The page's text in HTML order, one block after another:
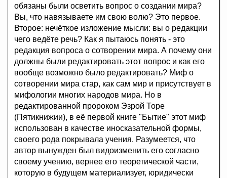
обязаны были осветить вопрос о создании мира?
Вы, что навязываете им свою волю? Это первое.
Второе: нечёткое изложение мысли: вы о редакции
чего ведёте речь? Как я пытаюсь понять - это
редакция вопроса о сотворении мира. А почему они
должны были редактировать этот вопрос и как его
вообще возможно было редактировать? Миф о
сотворении мира стар, как сам мир и присутствует в
мифологии многих народов мира. Но в
редактированной пророком Эзрой Торе
(Пятикнижии), в её первой книге "Бытие" этот миф
использован в качестве иносказательной формы,
своего рода покрывала учения. Разумеется, что
автор вынужден был видоизменить его согласно
своему учению, вернее его теоретической части,
которую в будущем материализует, юридически